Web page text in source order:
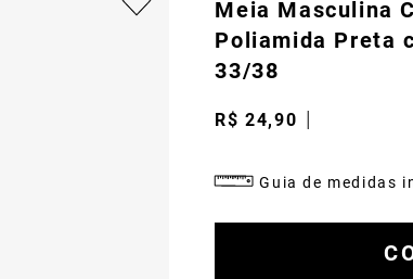
Marino
Sapato
Carteira
Meia Masculina
Poliamida Preta
33/38
R$ 24,90
Guia de medidas